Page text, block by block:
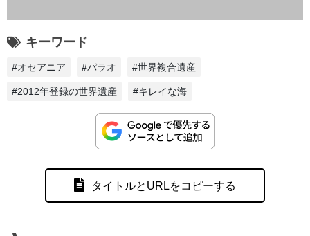
キーワード
#オセアニア #パラオ #世界複合遺産
#2012年登録の世界遺産 #キレイな海
タイトルとURLをコピーする